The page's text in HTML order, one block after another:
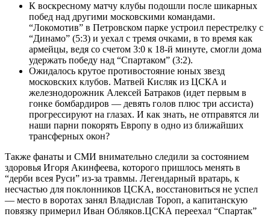
К воскресному матчу клубы подошли после шикарных
побед над другими московскими командами.
“Локомотив” в Петровском парке устроил перестрелку с
“Динамо” (5:3) и уехал с тремя очками, в то время как
армейцы, ведя со счетом 3:0 к 18-й минуте, смогли дома
удержать победу над “Спартаком” (3:2).
Ожидалось крутое противостояние юных звезд
московских клубов. Матвей Кисляк из ЦСКА и
железнодорожник Алексей Батраков (идет первым в
гонке бомбардиров — девять голов плюс три ассиста)
прогрессируют на глазах. И как знать, не отправятся ли
наши парни покорять Европу в одно из ближайших
трансферных окон?
Также фанаты и СМИ внимательно следили за состоянием
здоровья Игоря Акинфеева, которого пришлось менять в
“дерби всея Руси” из-за травмы. Легендарный вратарь, к
несчастью для поклонников ЦСКА, восстановиться не успел
— место в воротах занял Владислав Тороп, а капитанскую
повязку примерил Иван Обляков.ЦСКА переехал “Спартак”